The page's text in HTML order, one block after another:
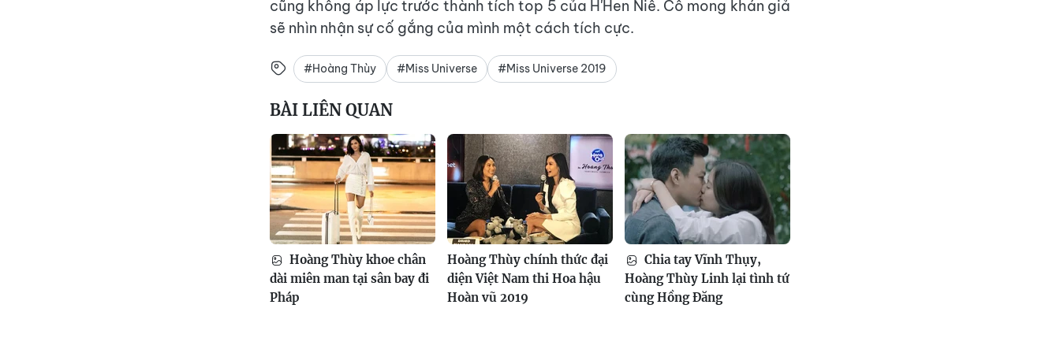
cũng không áp lực trước thành tích top 5 của H'Hen Niê. Cô mong khán giả
sẽ nhìn nhận sự cố gắng của mình một cách tích cực.
#Hoàng Thùy #Miss Universe #Miss Universe 2019
BÀI LIÊN QUAN
Hoàng Thùy khoe chân
dài miên man tại sân bay đi
Pháp
Hoàng Thùy chính thức đại
diện Việt Nam thi Hoa hậu
Hoàn vũ 2019
Chia tay Vĩnh Thụy,
Hoàng Thùy Linh lại tình tứ
cùng Hồng Đăng